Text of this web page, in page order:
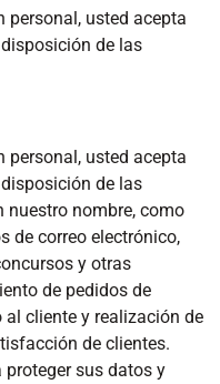
usted acepta
de las
usted acepta
de las
nuestro nombre, como
de correo electrónico,
y otras
de pedidos de
cliente y realización de
de clientes.
sus datos y